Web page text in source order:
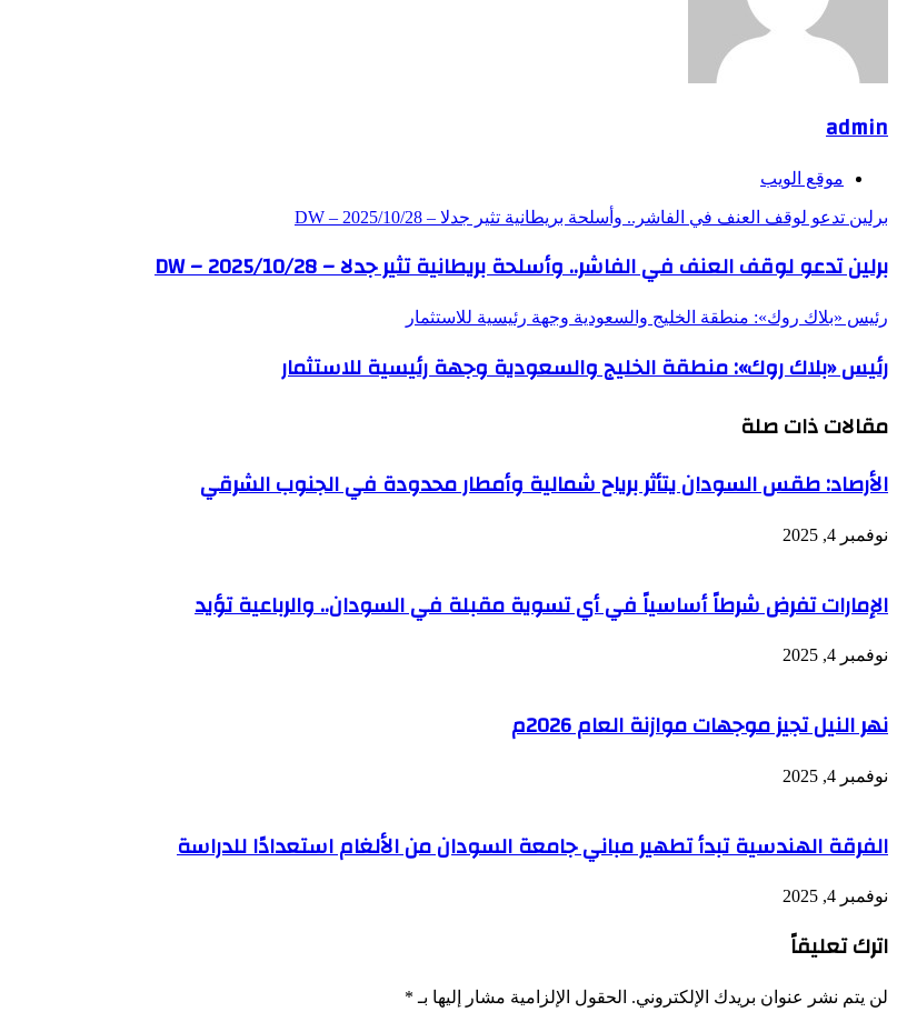
admin
موقع الويب
برلين تدعو لوقف العنف في الفاشر.. وأسلحة بريطانية تثير جدلا – DW – 2025/10/28
برلين تدعو لوقف العنف في الفاشر.. وأسلحة بريطانية تثير جدلا – DW – 2025/10/28
رئيس «بلاك روك»: منطقة الخليج والسعودية وجهة رئيسية للاستثمار
رئيس «بلاك روك»: منطقة الخليج والسعودية وجهة رئيسية للاستثمار
مقالات ذات صلة
الأرصاد: طقس السودان يتأثر برياح شمالية وأمطار محدودة في الجنوب الشرقي
نوفمبر 4, 2025
الإمارات تفرض شرطاً أساسياً في أي تسوية مقبلة في السودان.. والرباعية تؤيد
نوفمبر 4, 2025
نهر النيل تجيز موجهات موازنة العام 2026م
نوفمبر 4, 2025
الفرقة الهندسية تبدأ تطهير مباني جامعة السودان من الألغام استعدادًا للدراسة
نوفمبر 4, 2025
اترك تعليقاً
لن يتم نشر عنوان بريدك الإلكتروني. الحقول الإلزامية مشار إليها بـ *